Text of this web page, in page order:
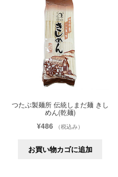
つたぶ製麺所 伝統しまだ麺 きし
めん(乾麺)
¥486 （税込み）
お買い物カゴに追加